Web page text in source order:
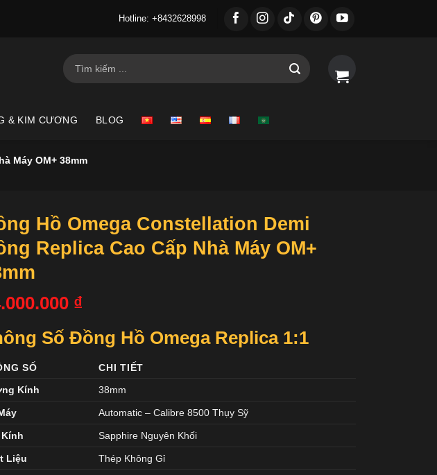
Hotline: +8432628998
Tìm
kiếm:
& KIM CƯƠNG BLOG
Máy OM+ 38mm
Hồ Omega Constellation Demi
Replica Cao Cấp Nhà Máy OM+
₫
Số Đồng Hồ Omega Replica 1:1
SỐ
CHI TIẾT
Kính
38mm
Automatic – Calibre 8500 Thụy Sỹ
Kính Sapphire Nguyên Khối
Liệu Thép Không Gỉ